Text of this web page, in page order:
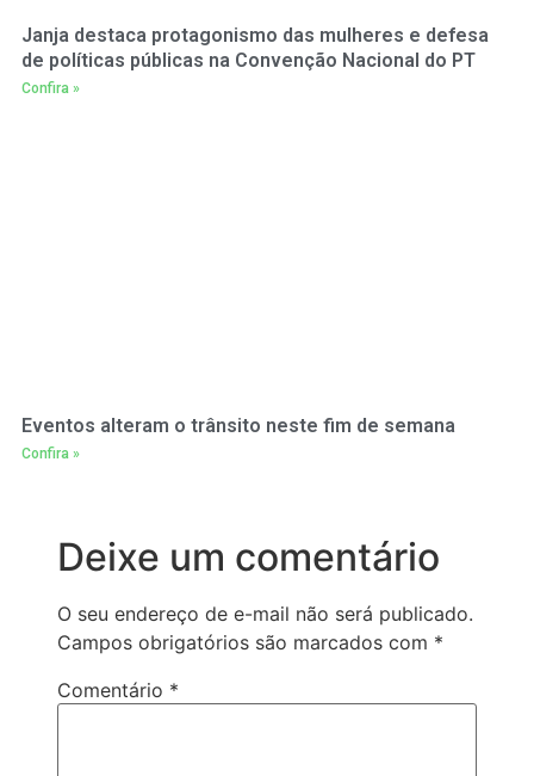
Janja destaca protagonismo das mulheres e defesa
de políticas públicas na Convenção Nacional do PT
Confira »
Eventos alteram o trânsito neste fim de semana
Confira »
Deixe um comentário
O seu endereço de e-mail não será publicado.
Campos obrigatórios são marcados com *
Comentário *